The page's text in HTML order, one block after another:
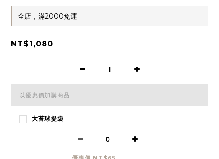
全店，滿2000免運
NT$1,080
以優惠價加購商品
大苔球提袋